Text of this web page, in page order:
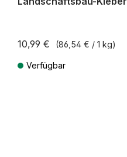
10,99 € (86,54 € / 1 kg)
Verfügbar